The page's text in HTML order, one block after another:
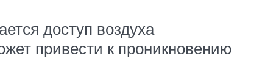
доступ воздуха
привести к проникновению